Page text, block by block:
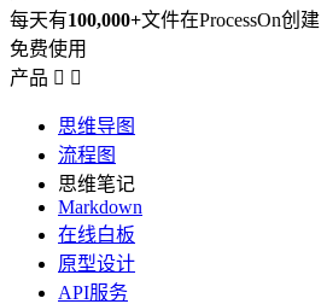
每天有100,000+文件在ProcessOn创建
免费使用
产品  
思维导图
流程图
思维笔记
Markdown
在线白板
原型设计
API服务